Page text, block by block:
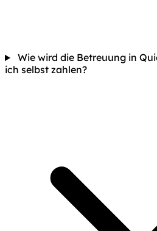
Wie wird die Betreuung in
ich selbst zahlen?